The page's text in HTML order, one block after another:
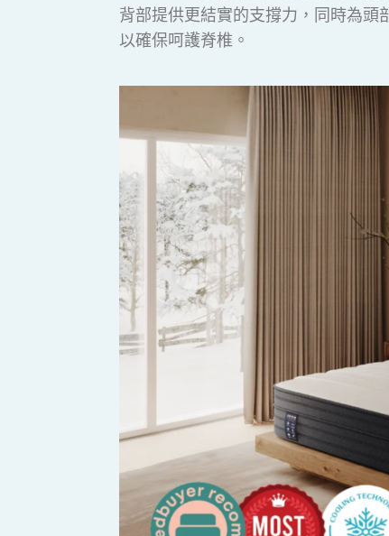
背部提供更結實的支撐力，同時為頭
以確保呵護脊椎。